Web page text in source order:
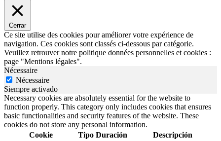
Cerrar
Ce site utilise des cookies pour améliorer votre expérience de
navigation. Ces cookies sont classés ci-dessous par catégorie.
Veuillez retrouver notre politique données personnelles et cookies :
page "Mentions légales".
Nécessaire
Nécessaire
Siempre activado
Necessary cookies are absolutely essential for the website to
function properly. This category only includes cookies that ensures
basic functionalities and security features of the website. These
cookies do not store any personal information.
Cookie
Tipo Duración Descripción